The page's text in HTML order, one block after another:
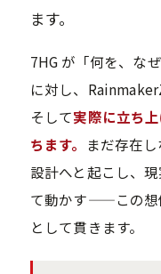
ます。
7HG が「何を、な
に対し、
そして実際に立ち
ちます。
まだ存在
設計へと起こし、
て動かす——この想
として貫きます。